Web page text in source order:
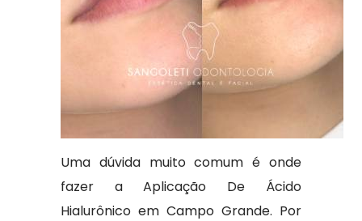
Uma dúvida muito comum é onde
fazer a Aplicação De Ácido
Hialurônico em Campo Grande. Por